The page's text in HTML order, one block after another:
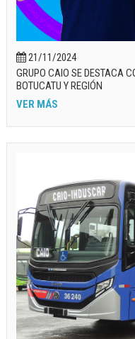
21/11/2024
GRUPO CAIO SE DESTACA
BOTUCATU Y REGIÓN
VER MÁS